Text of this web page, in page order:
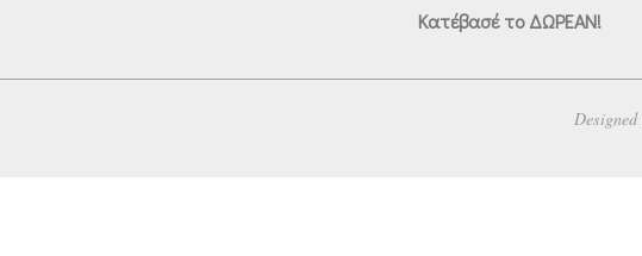
Κατέβασέ το ΔΩΡΕΑΝ!